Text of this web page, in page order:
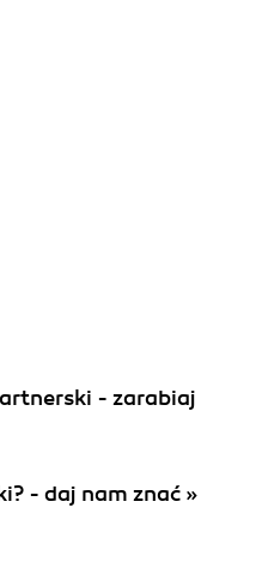
- zarabiaj
- daj nam znać »